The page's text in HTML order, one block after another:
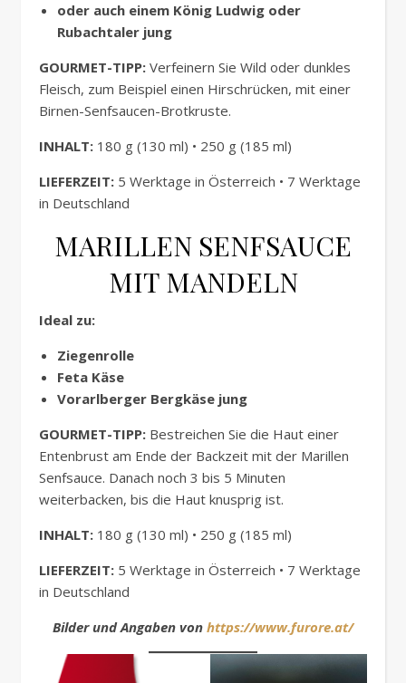
oder auch einem König Ludwig oder
Rubachtaler jung
GOURMET-TIPP: Verfeinern Sie Wild oder dunkles
Fleisch, zum Beispiel einen Hirschrücken, mit einer
Birnen-Senfsaucen-Brotkruste.
INHALT: 180 g (130 ml) • 250 g (185 ml)
LIEFERZEIT: 5 Werktage in Österreich • 7 Werktage
in Deutschland
MARILLEN SENFSAUCE
MIT MANDELN
Ideal zu:
Ziegenrolle
Feta Käse
Vorarlberger Bergkäse jung
GOURMET-TIPP: Bestreichen Sie die Haut einer
Entenbrust am Ende der Backzeit mit der Marillen
Senfsauce. Danach noch 3 bis 5 Minuten
weiterbacken, bis die Haut knusprig ist.
INHALT: 180 g (130 ml) • 250 g (185 ml)
LIEFERZEIT: 5 Werktage in Österreich • 7 Werktage
in Deutschland
Bilder und Angaben von https://www.furore.at/